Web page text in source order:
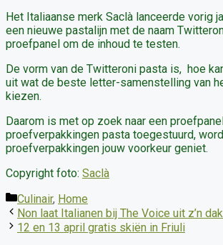
Het Italiaanse merk Saclà lanceerde vorig
een nieuwe pastalijn met de naam
proefpanel om de inhoud te testen.
De vorm van de Twitteroni pasta is, hoe
uit wat de beste letter-samenstelling van
kiezen.
Daarom is met op zoek naar een
proefverpakkingen pasta toegestuurd,
proefverpakkingen jouw voorkeur geniet.
Copyright foto: Saclà
Categorieën
Culinair, Home
Non laat Italianen bij The Voice uit z’n
12 en 13 april gratis skiën in Friuli